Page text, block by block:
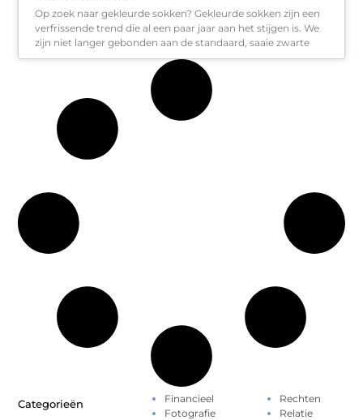
Op zoek naar gekleurde sokken? Gekleurde sokken zijn een
verfrissende trend die al een paar jaar aan het stijgen is. We
zijn niet langer gebonden aan de standaard, saaie zwarte
Categorieën
Financieel
Fotografie
Rechten
Relatie